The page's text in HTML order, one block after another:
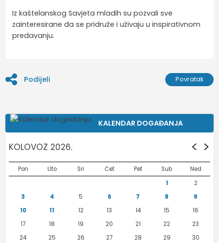
Iz kaštelanskog Savjeta mladih su pozvali sve
zainteresirane da se pridruže i uživaju u inspirativnom
predavanju.
Podijeli Povratak
KALENDAR DOGAĐANJA
KOLOVOZ 2026. < >
Pon Uto Sri Čet Pet Sub
Ned
1
2
3
4 5 6 7 8
9
10
11 12 13 14 15
16
17
18 19 20 21 22
23
24
25 26 27 28 29
30